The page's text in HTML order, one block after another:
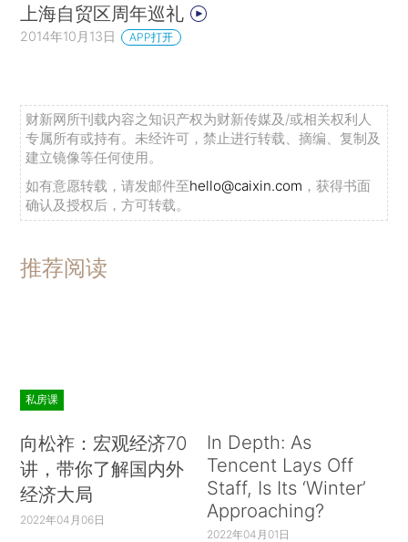
上海自贸区周年巡礼
2014年10月13日 APP打开
财新网所刊载内容之知识产权为财新传媒及/或相关权利人
专属所有或持有。未经许可，禁止进行转载、摘编、复制及
建立镜像等任何使用。
如有意愿转载，请发邮件至hello@caixin.com ，获得书面
确认及授权后，方可转载。
推荐阅读
私房课
向松祚：宏观经济70
讲，带你了解国内外
经济大局
2022年04月06日
In Depth: As
Tencent Lays Off
Staff, Is Its ‘Winter’
Approaching?
2022年04月01日